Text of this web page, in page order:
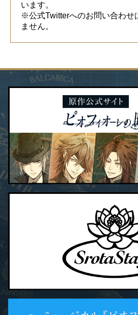
います。
※公式Twitterへのお問い合わせ
ません。